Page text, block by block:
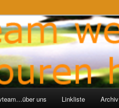
Hameln
uns Linkliste Archiv